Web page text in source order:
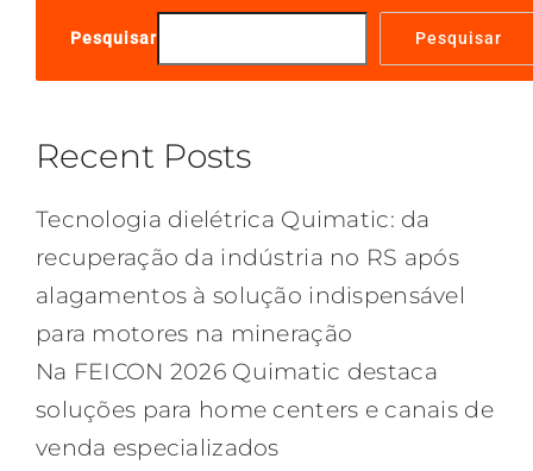
Pesquisar Pesquisar
Recent Posts
Tecnologia dielétrica Quimatic: da
recuperação da indústria no RS após
alagamentos à solução indispensável
para motores na mineração
Na FEICON 2026 Quimatic destaca
soluções para home centers e canais de
venda especializados